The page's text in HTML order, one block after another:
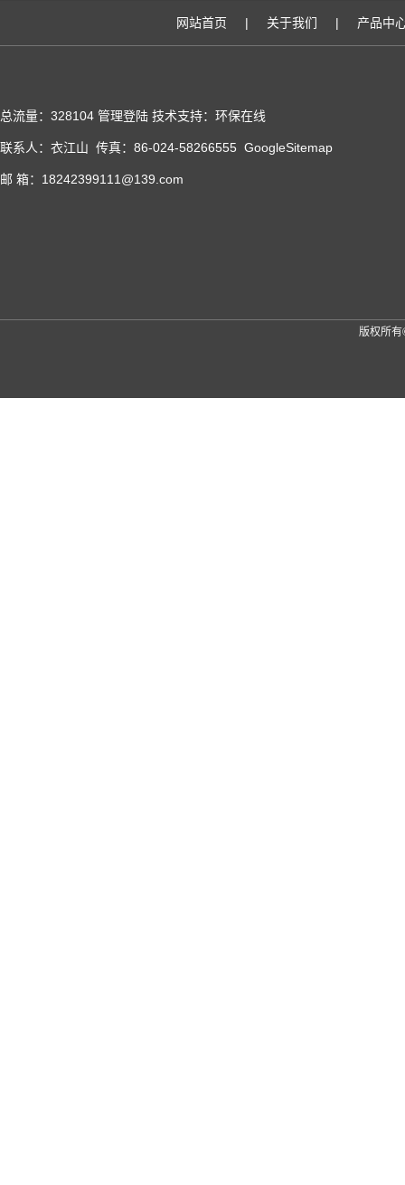
网站首页 | 关于我们 | 产品中
总流量：328104 管理登陆 技术支持： 环保在线
联系人：衣江山 传真：86-024-58266555 GoogleSitemap
邮 箱：18242399111@139.com
版权所